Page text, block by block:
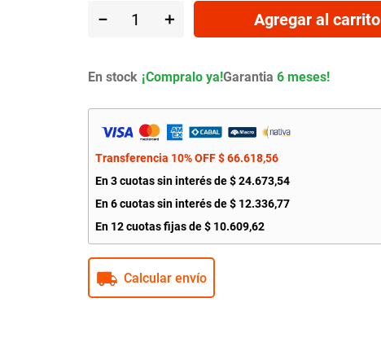
＋
－ Agregar al carrito
En stock Garantia 6 meses!
Transferencia 10% OFF$66.618,56
En3cuotas sin interés de$24.673,54
En6cuotas sin interés de$ 12.336,77
En 12cuotas fijas de$ 10.609,62
Calcular envío